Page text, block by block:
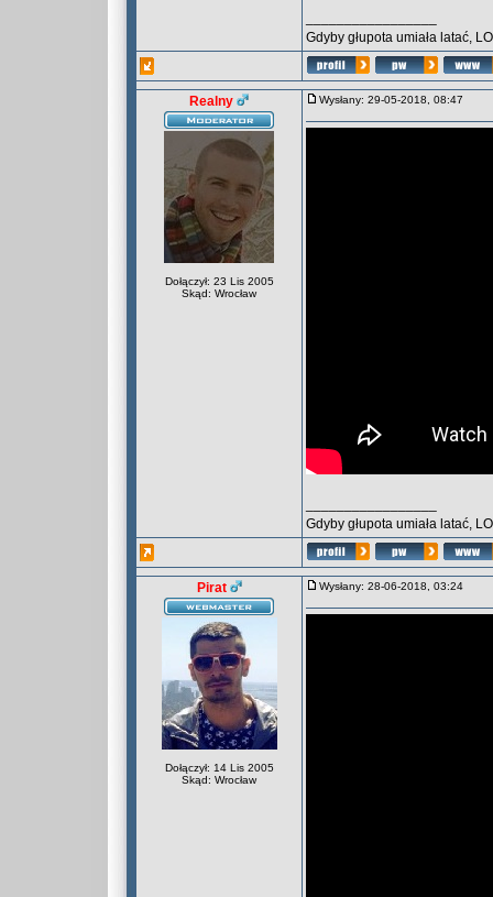
Gdyby głupota umiała latać,
Realny
Dołączył: 23 Lis 2005
Skąd: Wrocław
Wysłany: 29-05-2018, 08:47
Gdyby głupota umiała latać,
Pirat
Dołączył: 14 Lis 2005
Skąd: Wrocław
Wysłany: 28-06-2018, 03:24